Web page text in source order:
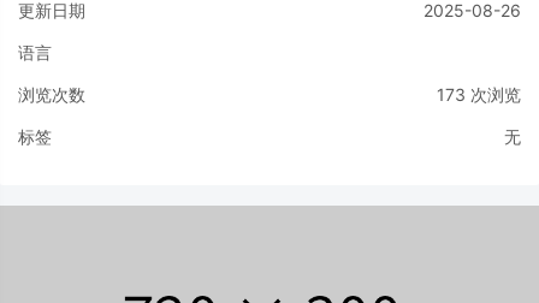
更新日期 2025-08-26
语言
浏览次数 173 次浏览
标签 无